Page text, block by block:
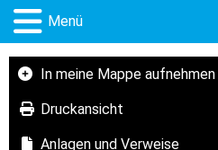
Menü
In meine Mappe aufnehmen
Druckansicht
Anlagen und Verweise